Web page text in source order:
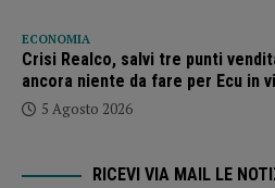
ECONOMIA
Crisi Realco, salvi tre punti
ancora niente da fare per Ecu in
5 Agosto 2026
RICEVI VIA MAIL LE